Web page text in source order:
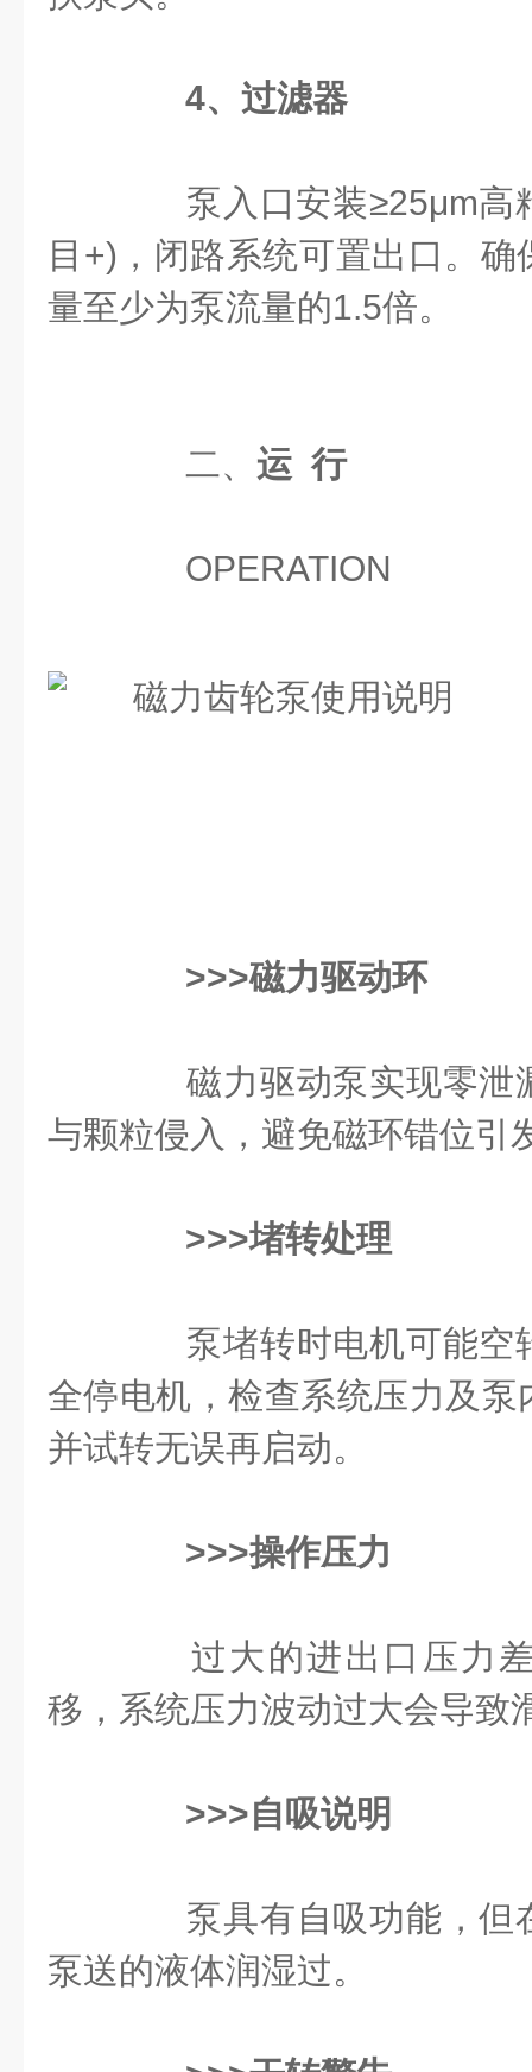
4、 过滤器
泵入口安装≥25μm高
目+)，闭路系统可置出口。
量至少为泵流量的1.5倍。
二、 运 行
OPERATION
>>>磁力驱动环
磁力驱动泵实现零泄
与颗粒侵入，避免磁环错位引
>>>堵转处理
泵堵转时电机可能空
全停电机，检查系统压力及
并试转无误再启动。
>>>操作压力
过大的进出口压力差
移，系统压力波动过大会导致
>>>自吸说明
泵具有自吸功能，但
泵送的液体润湿过。